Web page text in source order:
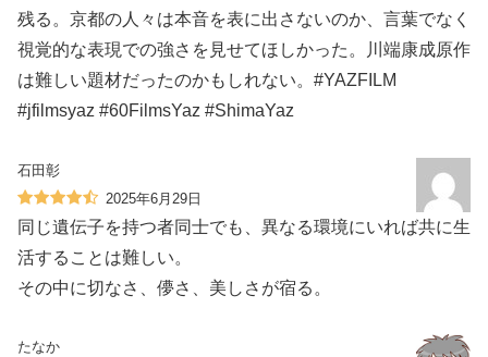
残る。京都の人々は本音を表に出さないのか、言葉でなく
視覚的な表現での強さを見せてほしかった。川端康成原作
は難しい題材だったのかもしれない。#YAZFILM
#jfilmsyaz #60FilmsYaz #ShimaYaz
石田彰
2025年6月29日
同じ遺伝子を持つ者同士でも、異なる環境にいれば共に生
活することは難しい。
その中に切なさ、儚さ、美しさが宿る。
たなか